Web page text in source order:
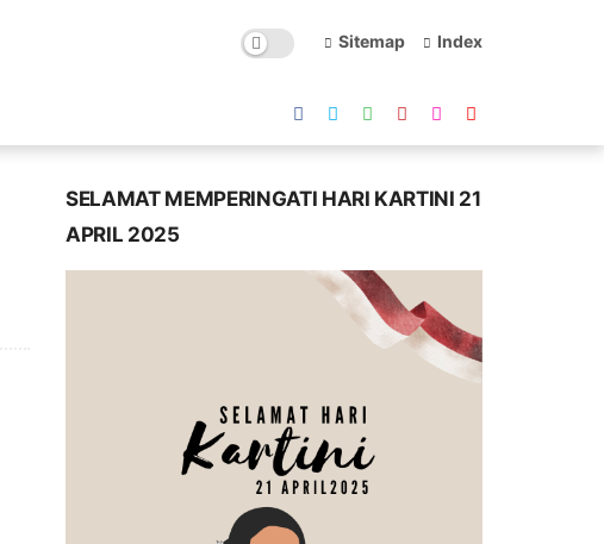
Sitemap Index
SELAMAT MEMPERINGATI HARI KARTINI 21
APRIL 2025